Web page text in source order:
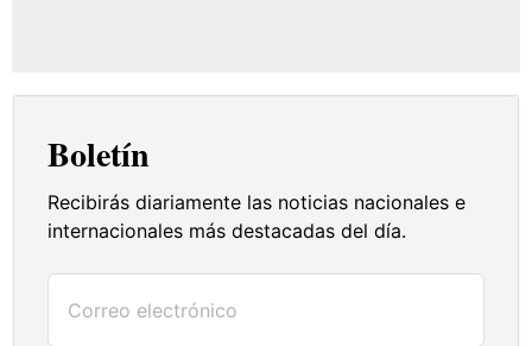
Boletín
Recibirás diariamente las noticias nacionales e
internacionales más destacadas del día.